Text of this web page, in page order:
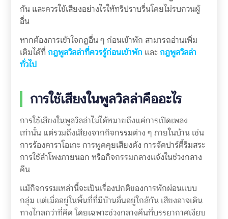
กัน และควรใช้เสียงอย่างไรให้ทริปราบรื่นโดยไม่รบกวนผู้
อื่น
หากต้องการเข้าใจกฎอื่น ๆ ก่อนเข้าพัก สามารถอ่านเพิ่ม
เติมได้ที่ กฎพูลวิลล่าที่ควรรู้ก่อนเข้าพักและกฎพูลวิลล่า
ทั่วไป
การใช้เสียงในพูลวิลล่าคืออะไร
การใช้เสียงในพูลวิลล่าไม่ได้หมายถึงแค่การเปิดเพลง
เท่านั้น แต่รวมถึงเสียงจากกิจกรรมต่าง ๆ ภายในบ้าน เช่น
การร้องคาราโอเกะ การพูดคุยเสียงดัง การจัดปาร์ตี้ริมสระ
การใช้ลำโพงภายนอก หรือกิจกรรมกลางแจ้งในช่วงกลาง
คืน
แม้กิจกรรมเหล่านี้จะเป็นเรื่องปกติของการพักผ่อนแบบ
กลุ่ม แต่เมื่ออยู่ในพื้นที่ที่มีบ้านอื่นอยู่ใกล้กัน เสียงอาจเดิน
ทางไกลกว่าที่คิด โดยเฉพาะช่วงกลางคืนที่บรรยากาศเงียบ